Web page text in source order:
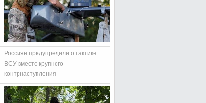
Россиян предупредили о тактике
ВСУ вместо крупного
контрнаступления